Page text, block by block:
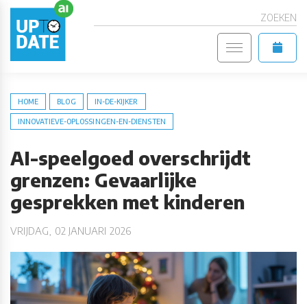
ZOEKEN
HOME BLOG IN-DE-KIJKER
INNOVATIEVE-OPLOSSINGEN-EN-DIENSTEN
AI-speelgoed overschrijdt
grenzen: Gevaarlijke
gesprekken met kinderen
VRIJDAG, 02 JANUARI 2026